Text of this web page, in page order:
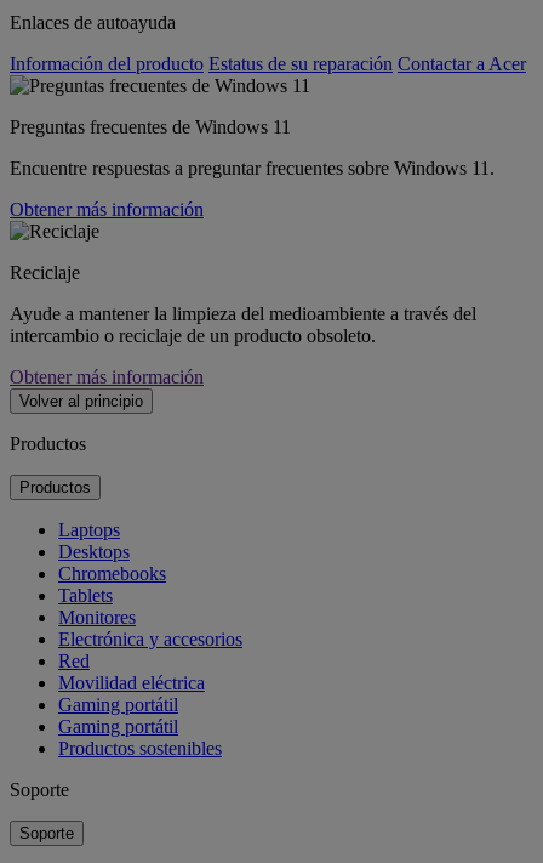
Enlaces de autoayuda
Información del producto Estatus de su reparación Contactar a Acer
Preguntas frecuentes de Windows 11
Encuentre respuestas a preguntar frecuentes sobre Windows 11.
Obtener más información
Reciclaje
Ayude a mantener la limpieza del medioambiente a través del
intercambio o reciclaje de un producto obsoleto.
Obtener más información
Volver al principio
Productos
Productos
Laptops
Desktops
Chromebooks
Tablets
Monitores
Electrónica y accesorios
Red
Movilidad eléctrica
Gaming portátil
Gaming portátil
Productos sostenibles
Soporte
Soporte